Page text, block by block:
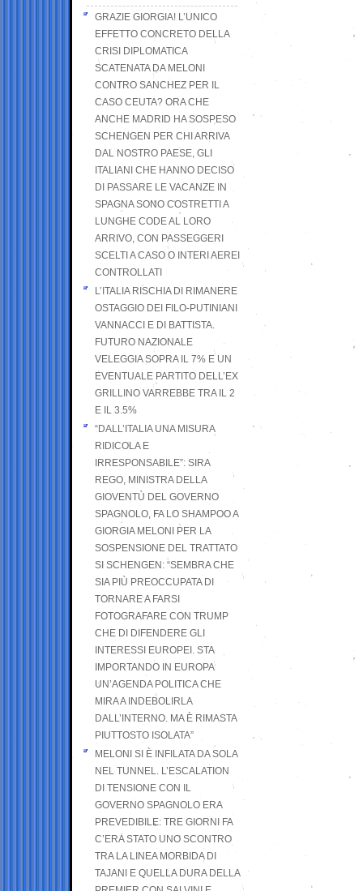
GRAZIE GIORGIA! L’UNICO
EFFETTO CONCRETO DELLA
CRISI DIPLOMATICA
SCATENATA DA MELONI
CONTRO SANCHEZ PER IL
CASO CEUTA? ORA CHE
ANCHE MADRID HA SOSPESO
SCHENGEN PER CHI ARRIVA
DAL NOSTRO PAESE, GLI
ITALIANI CHE HANNO DECISO
DI PASSARE LE VACANZE IN
SPAGNA SONO COSTRETTI A
LUNGHE CODE AL LORO
ARRIVO, CON PASSEGGERI
SCELTI A CASO O INTERI AEREI
CONTROLLATI
L’ITALIA RISCHIA DI RIMANERE
OSTAGGIO DEI FILO-PUTINIANI
VANNACCI E DI BATTISTA.
FUTURO NAZIONALE
VELEGGIA SOPRA IL 7% E UN
EVENTUALE PARTITO DELL’EX
GRILLINO VARREBBE TRA IL 2
E IL 3.5%
“DALL’ITALIA UNA MISURA
RIDICOLA E
IRRESPONSABILE”: SIRA
REGO, MINISTRA DELLA
GIOVENTÙ DEL GOVERNO
SPAGNOLO, FA LO SHAMPOO A
GIORGIA MELONI PER LA
SOSPENSIONE DEL TRATTATO
SI SCHENGEN: “SEMBRA CHE
SIA PIÙ PREOCCUPATA DI
TORNARE A FARSI
FOTOGRAFARE CON TRUMP
CHE DI DIFENDERE GLI
INTERESSI EUROPEI. STA
IMPORTANDO IN EUROPA
UN’AGENDA POLITICA CHE
MIRA A INDEBOLIRLA
DALL’INTERNO. MA È RIMASTA
PIUTTOSTO ISOLATA”
MELONI SI È INFILATA DA SOLA
NEL TUNNEL. L’ESCALATION
DI TENSIONE CON IL
GOVERNO SPAGNOLO ERA
PREVEDIBILE: TRE GIORNI FA
C’ERA STATO UNO SCONTRO
TRA LA LINEA MORBIDA DI
TAJANI E QUELLA DURA DELLA